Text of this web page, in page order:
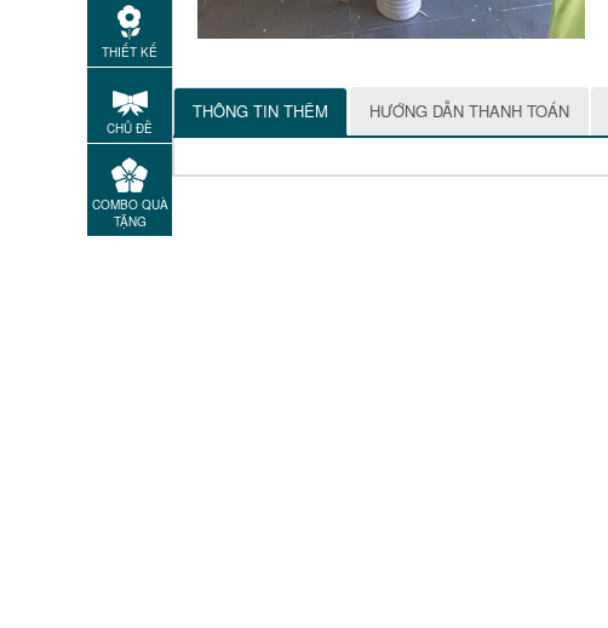
THIẾT KẾ
CHỦ ĐỀ
COMBO QUÀ
TẶNG
THÔNG TIN THÊM HƯỚNG DẪN THANH TOÁN